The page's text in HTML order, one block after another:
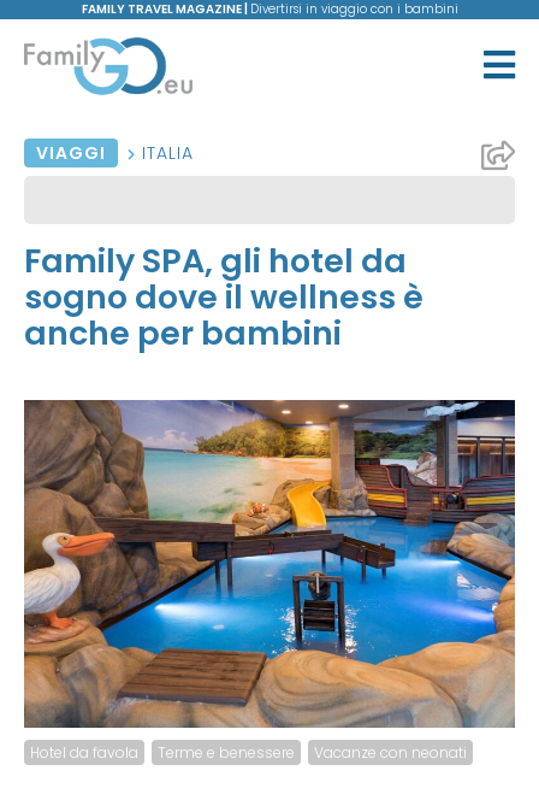
FAMILY TRAVEL MAGAZINE | Divertirsi in viaggio con i bambini
VIAGGI ITALIA
Family SPA, gli hotel da
sogno dove il wellness è
anche per bambini
Hotel da favola Terme e benessere Vacanze con neonati